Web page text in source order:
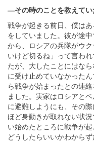
―その時のことを教えてい
戦争が起きる前日、僕は
をしていました。彼が途
から、ロシアの兵隊がウ
いけど切るね」って言わ
たが、大したことにはな
に受け止めていなかった
ら戦争が始まったとの連
ました。実家はロシアと
に避難しようにも、その
ほど身動きが取れない状
い始めたところに戦争が
どうしたらいいかわからず